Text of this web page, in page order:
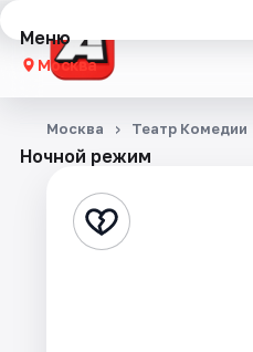
Меню
Москва
Концерты
Стендап
Ночной режим
Москва Театр Комедии